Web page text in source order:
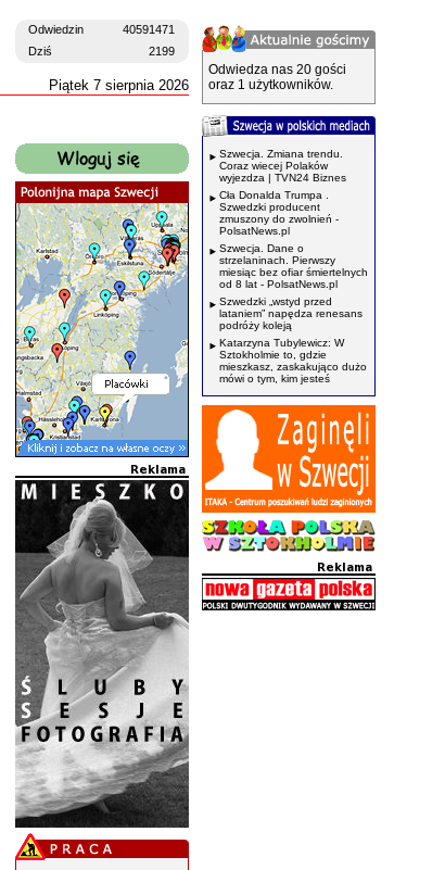
Odwiedzin
40591471
Dziś
2199
Piątek 7 sierpnia 2026
Odwiedza nas 20 gości
oraz 1 użytkowników.
Szwecja. Zmiana trendu.
Coraz wiecej Polaków
wyjezdza | TVN24 Biznes
Cła Donalda Trumpa .
Szwedzki producent
zmuszony do zwolnień -
PolsatNews.pl
Szwecja. Dane o
strzelaninach. Pierwszy
miesiąc bez ofiar śmiertelnych
od 8 lat - PolsatNews.pl
Szwedzki „wstyd przed
lataniem” napędza renesans
podróży koleją
Katarzyna Tubylewicz: W
Sztokholmie to, gdzie
mieszkasz, zaskakująco dużo
mówi o tym, kim jesteś